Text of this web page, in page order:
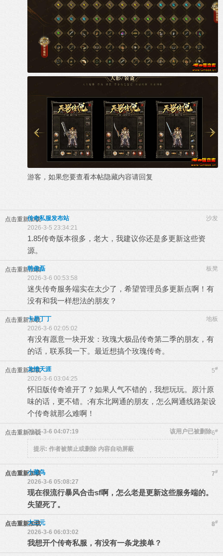
游客，如果您要查看本帖隐藏内容请回复
点击重新加载 沙发
传奇私服发布站
2026-3-5 23:34:21
1.85传奇版本很多，老大，我建议你还是多更新这些资
源。
点击重新加载 板凳
韩俊磊
2026-3-6 00:53:58
迷失传奇服务端实在太少了，希望管理员多更新点啊！有
没有和我一样想法的朋友？
点击重新加载 地板
卡易丁丁
2026-3-6 02:05:02
有没有愿意一块开发：玫瑰大极品传奇第二季的朋友，有
的话，联系我一下。最近想搞个玫瑰传奇。
点击重新加载 5#
龙情天涯
2026-3-6 03:04:25
怀旧版传奇谁开了？如果人气不错的，我想玩玩。原汁原
味的话，更不错。;有东北网通的朋友，怎么网通线路架设
个传奇就那么难啊！
点击重新加载 6#
该用户已被删除
2026-3-6 04:07:19
提示: 作者被禁止或删除 内容自动屏蔽
点击重新加载 7#
小菜鸟
2026-3-6 05:08:27
现在很流行暴风合击sf啊，怎么老是更新这些服务端的。
失望死了。
点击重新加载 8#
大三元
2026-3-6 06:03:02
我想开个传奇私服，有没有一条龙接单？